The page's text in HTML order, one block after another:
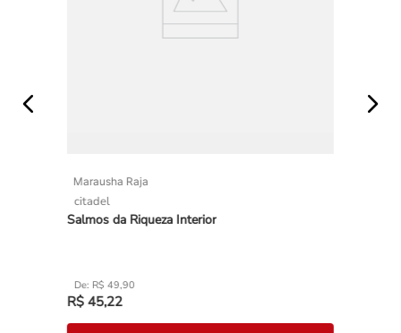
Marausha Raja
citadel
Salmos da Riqueza Interior
R$ 49,90
R$ 45,22